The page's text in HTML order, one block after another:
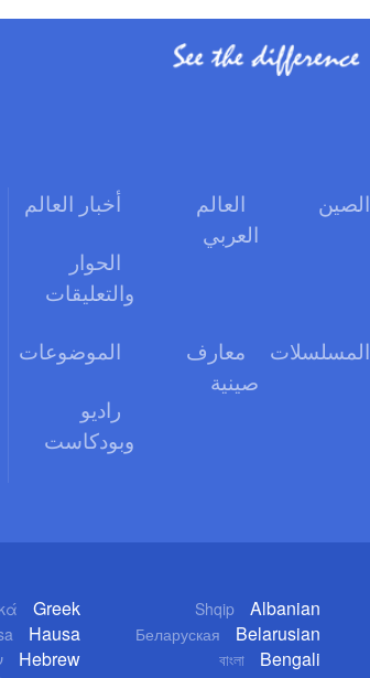
الصين
العالم
العربي
أخبار العالم
الحوار
والتعليقات
المسلسلات
معارف
صينية
الموضوعات
راديو
وبودكاست
Shqip Albanian
Беларуская Belarusian
বাংলা Bengali
Greek
Hausa
Hebrew